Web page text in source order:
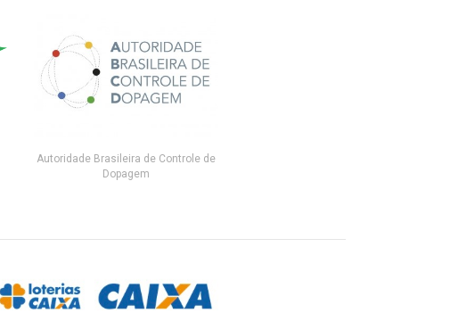
Autoridade Brasileira de Controle de
Dopagem